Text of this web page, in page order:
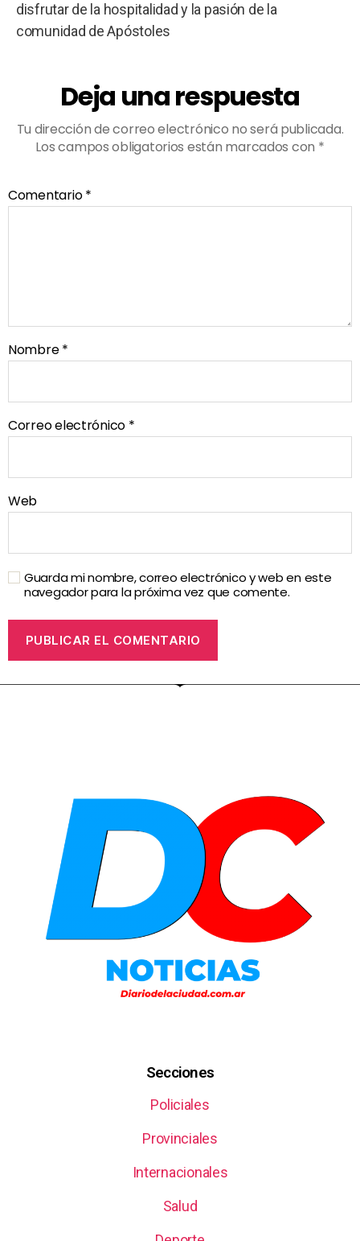
disfrutar de la hospitalidad y la pasión de la
comunidad de Apóstoles
Deja una respuesta
Tu dirección de correo electrónico no será publicada.
Los campos obligatorios están marcados con *
Comentario*
Nombre*
Correo electrónico *
Web
Guarda mi nombre, correo electrónico y web en este
navegador para la próxima vez que comente.
Secciones
Policiales
Provinciales
Internacionales
Salud